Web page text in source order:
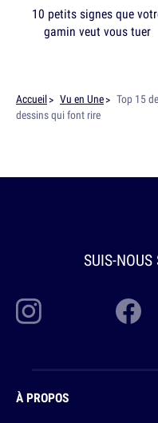
10 petits signes que
gamin veut vous tuer
Accueil Vu en Une
Top 15
dessins qui font rire
SUIS-NOUS
À PROPOS